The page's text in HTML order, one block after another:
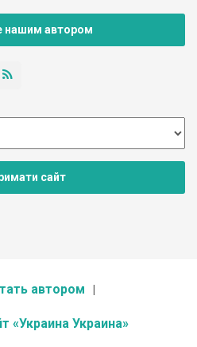
нашим автором
сайт
автором
«Украина Украина»